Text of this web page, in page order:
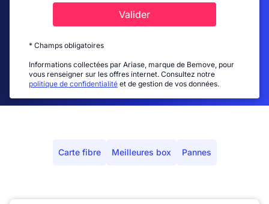
Valider
* Champs obligatoires
Informations collectées par Ariase, marque de Bemove, pour
vous renseigner sur les offres internet. Consultez notre
politique de confidentialité et de gestion de vos données.
Carte fibre Meilleures box Pannes